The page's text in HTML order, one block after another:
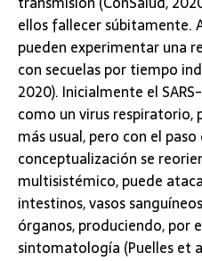
ellos fallecer súbitamente.
pueden experimentar una
con secuelas por tiempo
2020). Inicialmente el
como un virus respiratorio,
más usual, pero con el
conceptualización se
multisistémico, puede
intestinos, vasos
órganos, produciendo, por
sintomatología (Puelles et